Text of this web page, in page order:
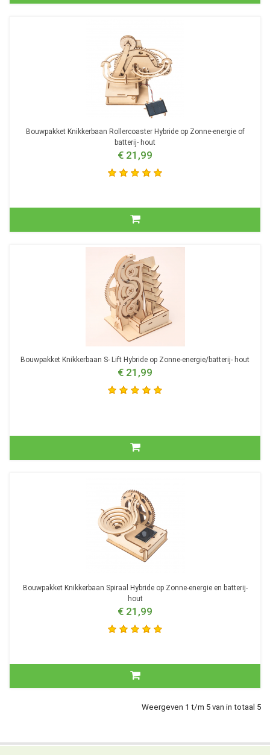
Bouwpakket Knikkerbaan Rollercoaster Hybride op Zonne-energie of
batterij- hout
€ 21,99
Bouwpakket Knikkerbaan S- Lift Hybride op Zonne-energie/batterij- hout
€ 21,99
Bouwpakket Knikkerbaan Spiraal Hybride op Zonne-energie en batterij-
hout
€ 21,99
Weergeven 1 t/m 5 van in totaal 5